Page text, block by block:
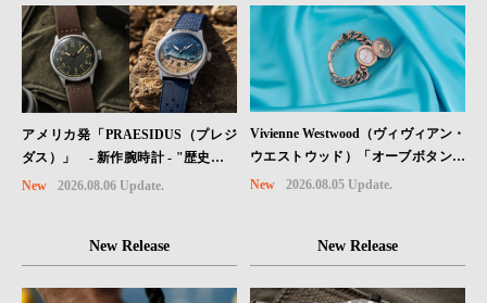
アメリカ発「PRAESIDUS（プレジ
ダス）」 - 新作腕時計 - "歴史を身
に着ける“ -戦場を駆け抜けたWillys
込めた「A-11」コレクション2種類
が発売。
New 2026.08.06 Update.
Vivienne Westwood（ヴィヴィアン・
ウエストウッド）「オーブボタン」
コレクションに、⽇本限定カラーの
New 2026.08.05 Update.
New Release New Release